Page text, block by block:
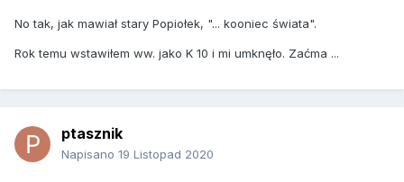
No tak, jak mawiał stary Popiołek, "... kooniec świata".
Rok temu wstawiłem ww. jako K 10 i mi umknęło. Zaćma ...
ptasznik
Napisano 19 Listopad 2020